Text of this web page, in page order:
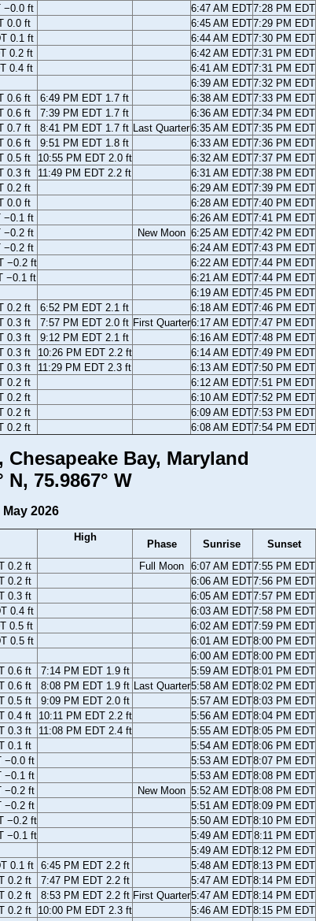
−0.0 ft 6:47 AM EDT7:28 PM EDT
0.0 ft 6:45 AM EDT7:29 PM EDT
0.1 ft 6:44 AM EDT7:30 PM EDT
0.2 ft 6:42 AM EDT7:31 PM EDT
0.4 ft 6:41 AM EDT7:31 PM EDT
6:39 AM EDT7:32 PM EDT
0.6 ft 6:49 PM EDT 1.7 ft 6:38 AM EDT7:33 PM EDT
0.6 ft 7:39 PM EDT 1.7 ft 6:36 AM EDT7:34 PM EDT
0.7 ft 8:41 PM EDT 1.7 ft Last Quarter6:35 AM EDT7:35 PM EDT
0.6 ft 9:51 PM EDT 1.8 ft 6:33 AM EDT7:36 PM EDT
0.5 ft 10:55 PM EDT 2.0 ft 6:32 AM EDT7:37 PM EDT
0.3 ft 11:49 PM EDT 2.2 ft 6:31 AM EDT7:38 PM EDT
0.2 ft 6:29 AM EDT7:39 PM EDT
0.0 ft 6:28 AM EDT7:40 PM EDT
−0.1 ft 6:26 AM EDT7:41 PM EDT
−0.2 ft New Moon 6:25 AM EDT7:42 PM EDT
−0.2 ft 6:24 AM EDT7:43 PM EDT
−0.2 ft 6:22 AM EDT7:44 PM EDT
−0.1 ft 6:21 AM EDT7:44 PM EDT
6:19 AM EDT7:45 PM EDT
0.2 ft 6:52 PM EDT 2.1 ft 6:18 AM EDT7:46 PM EDT
0.3 ft 7:57 PM EDT 2.0 ft First Quarter6:17 AM EDT7:47 PM EDT
0.3 ft 9:12 PM EDT 2.1 ft 6:16 AM EDT7:48 PM EDT
0.3 ft 10:26 PM EDT 2.2 ft 6:14 AM EDT7:49 PM EDT
0.3 ft 11:29 PM EDT 2.3 ft 6:13 AM EDT7:50 PM EDT
0.2 ft 6:12 AM EDT7:51 PM EDT
0.2 ft 6:10 AM EDT7:52 PM EDT
0.2 ft 6:09 AM EDT7:53 PM EDT
0.2 ft 6:08 AM EDT7:54 PM EDT
Bay, Maryland
N, 75.9867° W
May 2026
High
Phase Sunrise Sunset
0.2 ft Full Moon 6:07 AM EDT7:55 PM EDT
0.2 ft 6:06 AM EDT7:56 PM EDT
0.3 ft 6:05 AM EDT7:57 PM EDT
0.4 ft 6:03 AM EDT7:58 PM EDT
0.5 ft 6:02 AM EDT7:59 PM EDT
0.5 ft 6:01 AM EDT8:00 PM EDT
6:00 AM EDT8:00 PM EDT
0.6 ft 7:14 PM EDT 1.9 ft 5:59 AM EDT8:01 PM EDT
0.6 ft 8:08 PM EDT 1.9 ft Last Quarter5:58 AM EDT8:02 PM EDT
0.5 ft 9:09 PM EDT 2.0 ft 5:57 AM EDT8:03 PM EDT
0.4 ft 10:11 PM EDT 2.2 ft 5:56 AM EDT8:04 PM EDT
0.3 ft 11:08 PM EDT 2.4 ft 5:55 AM EDT8:05 PM EDT
0.1 ft 5:54 AM EDT8:06 PM EDT
−0.0 ft 5:53 AM EDT8:07 PM EDT
−0.1 ft 5:53 AM EDT8:08 PM EDT
−0.2 ft New Moon 5:52 AM EDT8:08 PM EDT
−0.2 ft 5:51 AM EDT8:09 PM EDT
−0.2 ft 5:50 AM EDT8:10 PM EDT
−0.1 ft 5:49 AM EDT8:11 PM EDT
5:49 AM EDT8:12 PM EDT
0.1 ft 6:45 PM EDT 2.2 ft 5:48 AM EDT8:13 PM EDT
0.2 ft 7:47 PM EDT 2.2 ft 5:47 AM EDT8:14 PM EDT
0.2 ft 8:53 PM EDT 2.2 ft First Quarter5:47 AM EDT8:14 PM EDT
0.2 ft 10:00 PM EDT 2.3 ft 5:46 AM EDT8:15 PM EDT